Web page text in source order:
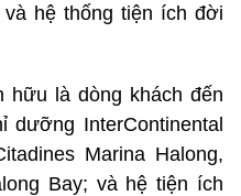
hệ thống tiện ích đời
hữu là dòng khách đến
dưỡng InterContinental
Marina Halong,
Bay; và hệ tiện ích